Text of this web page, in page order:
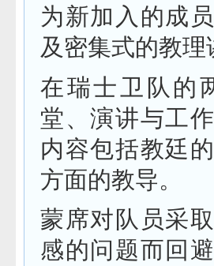
为新加入的成
及密集式的教理
在瑞士卫队的
堂、演讲与工
内容包括教廷
方面的教导。
蒙席对队员采
感的问题而回